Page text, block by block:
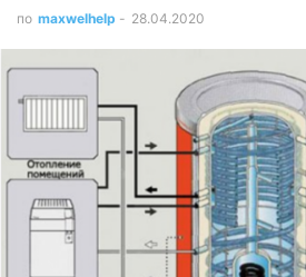
по maxwelhelp - 28.04.2020